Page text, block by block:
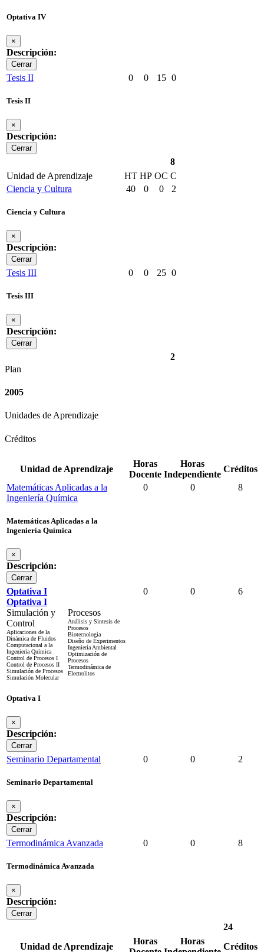
Optativa IV
×
Descripción:
Cerrar
Tesis II
Tesis II
×
Descripción:
Cerrar
0 0 15 0
8
Unidad de Aprendizaje
HT HP OC C
Ciencia y Cultura
Ciencia y Cultura
×
Descripción:
Cerrar
40 0 0 2
Tesis III
Tesis III
×
Descripción:
Cerrar
0 0 25 0
2
Plan
2005
Unidades de Aprendizaje
Créditos
Unidad de Aprendizaje
Horas
Docente
Horas
Independiente
Créditos
Matemáticas Aplicadas a la
Ingeniería Química
Matemáticas Aplicadas a la
Ingeniería Química
×
Descripción:
Cerrar
0 0 8
Optativa I
Optativa I
Simulación y
Control
Aplicaciones de la
Dinámica de Fluidos
Computacional a la
Ingeniería Química
Control de Procesos I
Control de Procesos II
Simulación de Procesos
Simulación Molecular
Procesos
Análisis y Síntesis de
Procesos
Biotecnología
Diseño de Experimentos
Ingeniería Ambiental
Optimización de
Procesos
Termodinámica de
Electrolitos
Optativa I
×
Descripción:
Cerrar
0 0 6
Seminario Departamental
Seminario Departamental
×
Descripción:
Cerrar
0 0 2
Termodinámica Avanzada
Termodinámica Avanzada
×
Descripción:
Cerrar
0 0 8
24
Unidad de Aprendizaje
Horas
Horas
Créditos